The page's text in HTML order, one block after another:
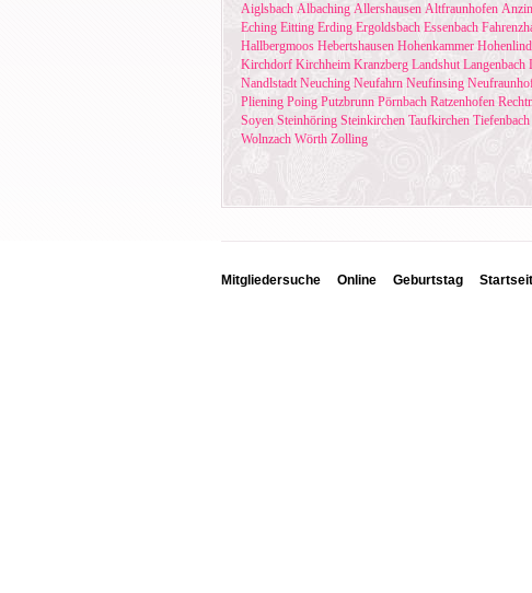
Aiglsbach Albaching Allershausen Altfraunhofen
Eching Eitting Erding Ergoldsbach Essenbach
Hallbergmoos Hebertshausen Hohenkammer
Kirchdorf Kirchheim Kranzberg Landshut Langenbach
Nandlstadt Neuching Neufahrn Neufinsing
Pliening Poing Putzbrunn Pörnbach Ratzenhofen
Soyen Steinhöring Steinkirchen Taufkirchen Tiefenbach
Wolnzach Wörth Zolling
Mitgliedersuche Online Geburtstag